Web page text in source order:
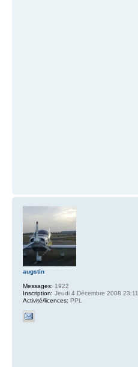
augstin
Messages: 1922
Inscription: Jeudi 4 Décembre 2008 23:11
Activité/licences: PPL